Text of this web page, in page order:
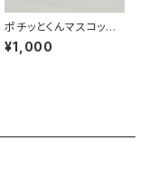
ポチッとくんマスコット
キーホルダー
¥1,000